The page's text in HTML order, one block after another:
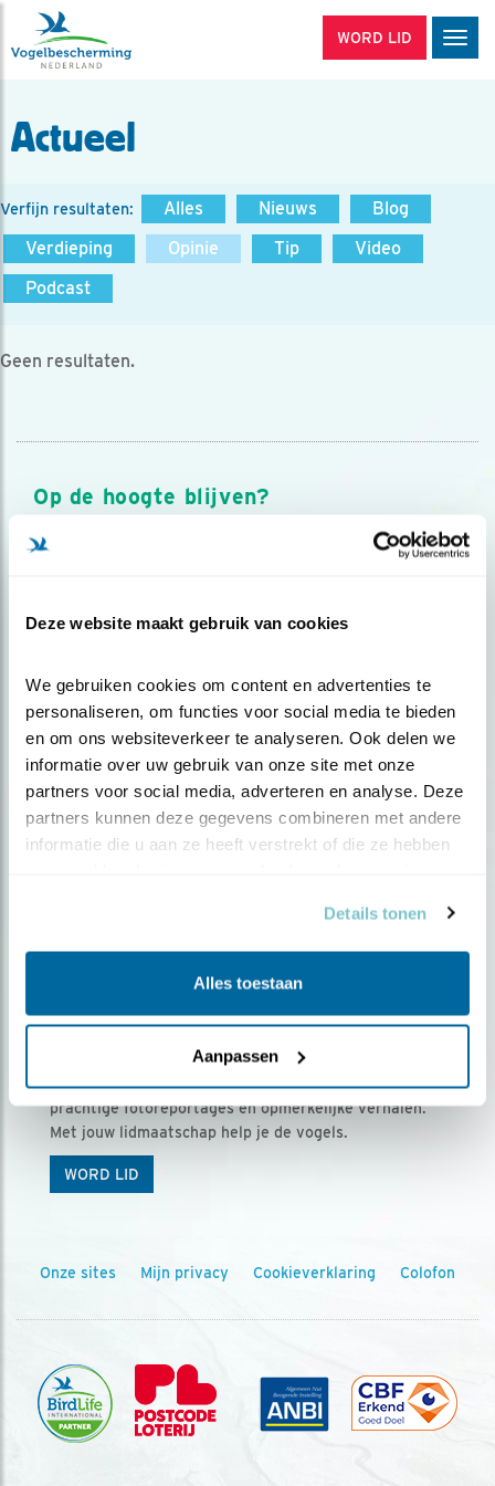
Deze website maakt gebruik van cookies
We gebruiken cookies om content en advertenties te
personaliseren, om functies voor social media te bieden
en om ons websiteverkeer te analyseren. Ook delen we
informatie over uw gebruik van onze site met onze
partners voor social media, adverteren en analyse. Deze
partners kunnen deze gegevens combineren met andere
informatie die u aan ze heeft verstrekt of die ze hebben
Details tonen
Alles toestaan
Aanpassen
WORD LID
Actueel
Verfijn resultaten: Alles Nieuws
Blog
Verdieping
Opinie Tip
Video
Podcast
Geen resultaten.
Op de hoogte blijven?
Meld je aan en ontvang nieuws, inspiratie, acties en tips
over vogels en activiteiten van Vogelbescherming.
Ontvang 5 x Vogels voor € 36,00 per jaar
Vogels is het tijdschrift voor onze leden, met
prachtige fotoreportages en opmerkelijke verhalen.
Met jouw lidmaatschap help je de vogels.
WORD LID
Onze sites Mijn privacy Cookieverklaring Colofon